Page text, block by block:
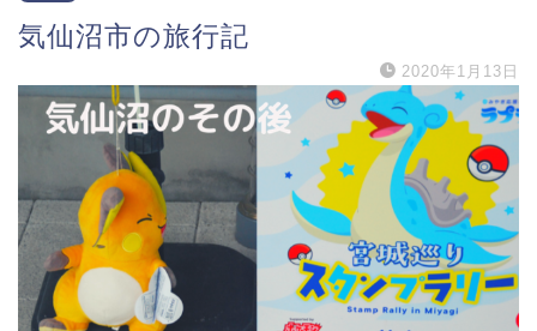
気仙沼市の旅行記
2020年1月13日